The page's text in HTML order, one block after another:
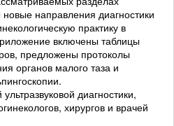
направления диагностики
практику в
включены таблицы
предложены протоколы
органов малого таза и
диагностики,
хирургов и врачей